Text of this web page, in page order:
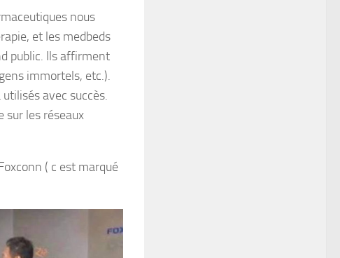
nous
et les medbeds
public. Ils affirment
immortels, etc.).
avec succès.
sur les réseaux
( c est marqué